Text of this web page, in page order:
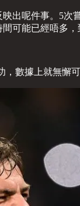
出呢件事。5
可能已經唔多
數據上就無